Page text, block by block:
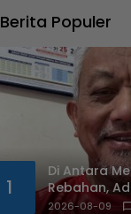
Berita Populer
1
Di Antara
Rebahan,
Tetap
2026-08-09